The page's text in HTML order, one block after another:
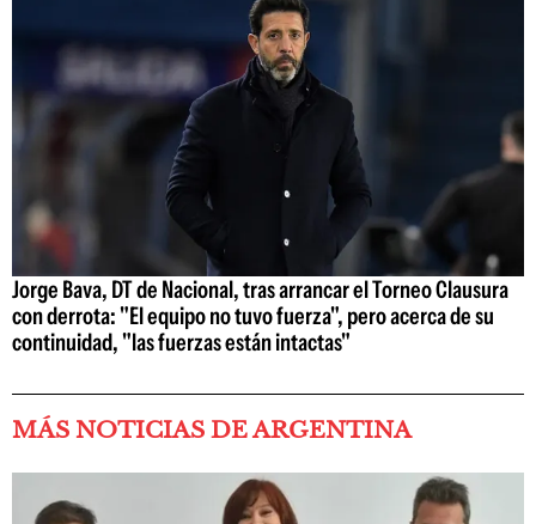
Jorge Bava, DT de Nacional, tras arrancar el Torneo Clausura
con derrota: "El equipo no tuvo fuerza", pero acerca de su
continuidad, "las fuerzas están intactas"
MÁS NOTICIAS DE ARGENTINA